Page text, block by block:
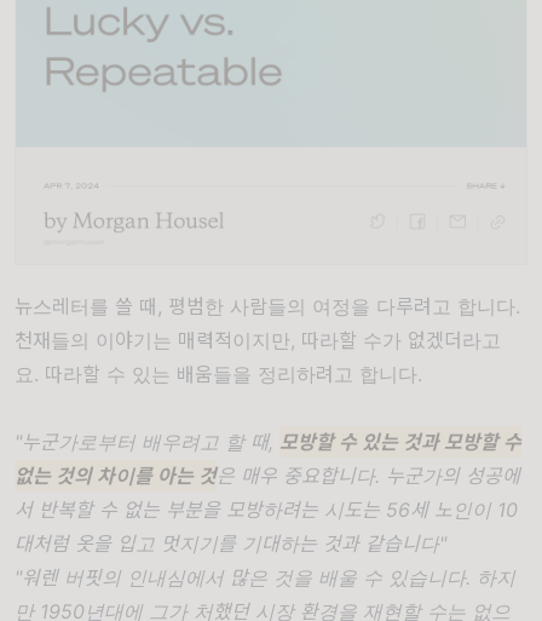
뉴스레터를 쓸 때 , 평범한 사람들의 여정을 다루려고 합니다.
천재들의 이야기는 매력적이지만, 따라할 수가 없겠더라고
요 . 따라할 수 있는 배움들을 정리하려고 합니다.
"누군가로부터 배우려고 할 때, 모방할 수 있는 것과 모방할 수
없는 것의 차이를 아는 것은 매우 중요합니다. 누군가의 성공에
서 반복할 수 없는 부분을 모방하려는 시도는 56세 노인이 10
대처럼 옷을 입고 멋지기를 기대하는 것과 같습니다"
"워렌 버핏의 인내심에서 많은 것을 배울 수 있습니다. 하지
만 1950년대에 그가 처했던 시장 환경을 재현할 수는 없으